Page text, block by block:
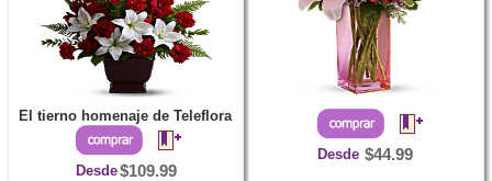
El tierno homenaje de Teleflora
Desde$109.99
Desde $44.99